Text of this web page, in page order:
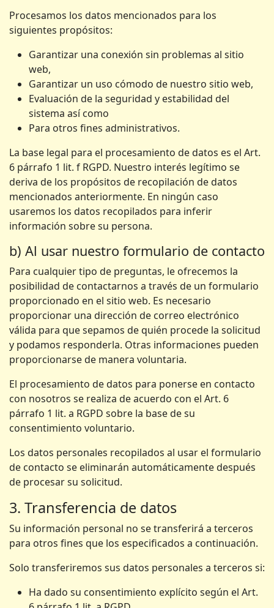
Procesamos los datos mencionados para los
siguientes propósitos:
Garantizar una conexión sin problemas al sitio
web,
Garantizar un uso cómodo de nuestro sitio web,
Evaluación de la seguridad y estabilidad del
sistema así como
Para otros fines administrativos.
La base legal para el procesamiento de datos es el Art.
6 párrafo 1 lit. f RGPD. Nuestro interés legítimo se
deriva de los propósitos de recopilación de datos
mencionados anteriormente. En ningún caso
usaremos los datos recopilados para inferir
información sobre su persona.
b) Al usar nuestro formulario de contacto
Para cualquier tipo de preguntas, le ofrecemos la
posibilidad de contactarnos a través de un formulario
proporcionado en el sitio web. Es necesario
proporcionar una dirección de correo electrónico
válida para que sepamos de quién procede la solicitud
y podamos responderla. Otras informaciones pueden
proporcionarse de manera voluntaria.
El procesamiento de datos para ponerse en contacto
con nosotros se realiza de acuerdo con el Art. 6
párrafo 1 lit. a RGPD sobre la base de su
consentimiento voluntario.
Los datos personales recopilados al usar el formulario
de contacto se eliminarán automáticamente después
de procesar su solicitud.
3. Transferencia de datos
Su información personal no se transferirá a terceros
para otros fines que los especificados a continuación.
Solo transferiremos sus datos personales a terceros si:
Ha dado su consentimiento explícito según el Art.